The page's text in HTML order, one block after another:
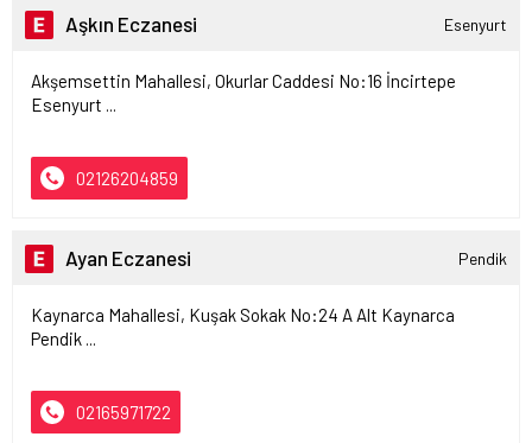
Aşkın Eczanesi Esenyurt
Akşemsettin Mahallesi, Okurlar Caddesi No:16 İncirtepe
Esenyurt ...
02126204859
Ayan Eczanesi Pendik
Kaynarca Mahallesi, Kuşak Sokak No:24 A Alt Kaynarca
Pendik ...
02165971722